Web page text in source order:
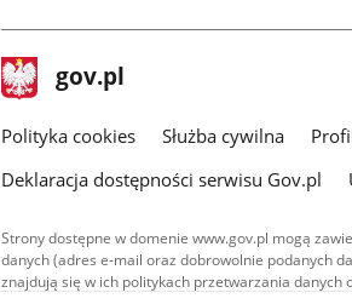
stopka
gov.pl Strona
gov.pl
gov.pl
Polityka cookies Służba cywilna
Deklaracja dostępności serwisu Gov.pl
Strony dostępne w domenie www.gov.pl mogą
danych (adres e-mail oraz dobrowolnie podanych
znajdują się w ich politykach przetwarzania danych